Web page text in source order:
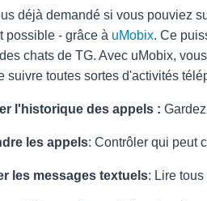
déjà demandé si vous pouviez
possible - grâce à uMobix. Ce
chats de TG. Avec uMobix,
suivre toutes sortes d'activités
l'historique des appels :
les appels: Contrôler qui peut
les messages textuels: Lire